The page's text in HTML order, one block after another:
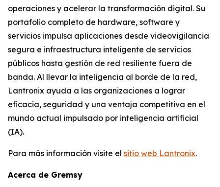
operaciones y acelerar la transformación digital. Su
portafolio completo de hardware, software y
servicios impulsa aplicaciones desde videovigilancia
segura e infraestructura inteligente de servicios
públicos hasta gestión de red resiliente fuera de
banda. Al llevar la inteligencia al borde de la red,
Lantronix ayuda a las organizaciones a lograr
eficacia, seguridad y una ventaja competitiva en el
mundo actual impulsado por inteligencia artificial
(IA).
Para más información visite el sitio web Lantronix.
Acerca de Gremsy